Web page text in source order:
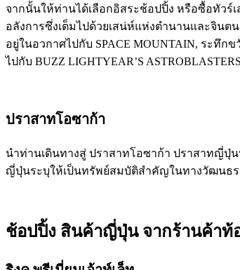
จากนั้นให้ท่านได้เลือกอิสระช้อปปิ้ง หรือซื้อทัวร์
อลังการซึ่งเต็มไปด้วยเสน่ห์แห่งตำนานและจินต
อยู่ในอวกาศไปกับ SPACE MOUNTAIN, ระทึก
ไปกับ BUZZ LIGHTYEAR’S
ปราสาทโอซาก้า
นำท่านเดินทางสู่ ปราสาทโอซาก้า ปราสาทญี่ปุ่
ญี่ปุ่นระบุให้เป็นทรัพย์สมบัติสำคัญในทางวัฒนธ
ช้อปปิ้ง สินค้าญี่ปุ่น จากร้านค้า